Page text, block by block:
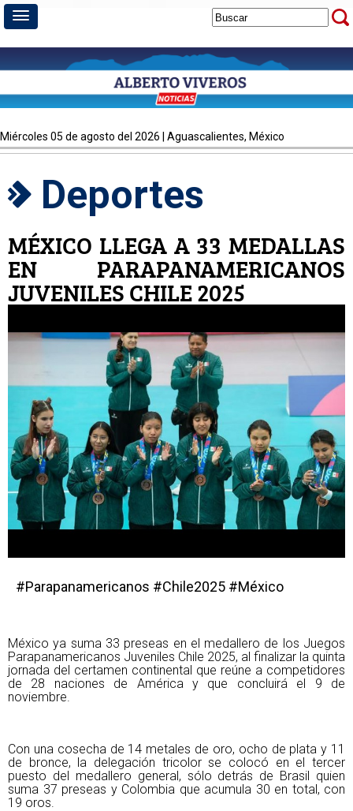
miércoles 05 de agosto del 2026 | Aguascalientes, México
Deportes
MÉXICO LLEGA A 33 MEDALLAS
EN PARAPANAMERICANOS
JUVENILES CHILE 2025
#Parapanamericanos #Chile2025 #México
México ya suma 33 preseas en el medallero de los Juegos
Parapanamericanos Juveniles Chile 2025, al finalizar la quinta
jornada del certamen continental que reúne a competidores
de 28 naciones de América y que concluirá el 9 de
noviembre.
Con una cosecha de 14 metales de oro, ocho de plata y 11
de bronce, la delegación tricolor se colocó en el tercer
puesto del medallero general, sólo detrás de Brasil quien
suma 37 preseas y Colombia que acumula 30 en total, con
19 oros.